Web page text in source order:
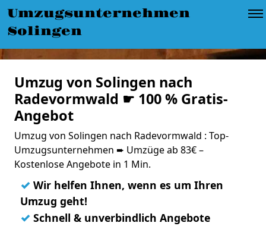
Umzugsunternehmen
Solingen
Umzug von Solingen nach
Radevormwald ☛ 100 % Gratis-
Angebot
Umzug von Solingen nach Radevormwald : Top-
Umzugsunternehmen ➨ Umzüge ab 83€ –
Kostenlose Angebote in 1 Min.
✓ Wir helfen Ihnen, wenn es um Ihren
Umzug geht!
✓ Schnell & unverbindlich Angebote